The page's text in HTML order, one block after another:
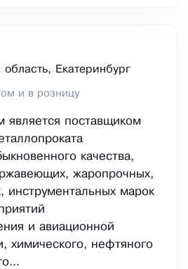
Екатеринбург
и в розницу
является поставщиком
качества,
жаропрочных,
инструментальных марок
и авиационной
химического, нефтяного